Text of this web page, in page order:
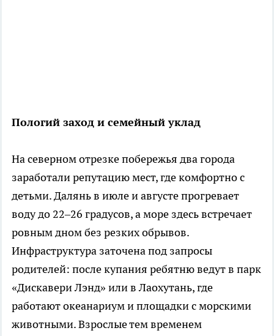
Пологий заход и семейный уклад
На северном отрезке побережья два города
заработали репутацию мест, где комфортно с
детьми. Далянь в июле и августе прогревает
воду до 22–26 градусов, а море здесь встречает
ровным дном без резких обрывов.
Инфраструктура заточена под запросы
родителей: после купания ребятню ведут в парк
«Дискавери Лэнд» или в Лаохутань, где
работают океанариум и площадки с морскими
животными. Взрослые тем временем